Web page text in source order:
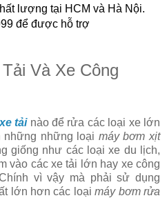
lượng tại HCM và Hà Nội.
để được hỗ trợ
Và Xe Công
tảinào để rửa các loại xe lớn
những những loại máy bơm xịt
giống như các loại xe du lịch,
vào các xe tải lớn hay xe công
vì vậy mà phải sử dụng
lớn hơn các loạimáy bơm rửa